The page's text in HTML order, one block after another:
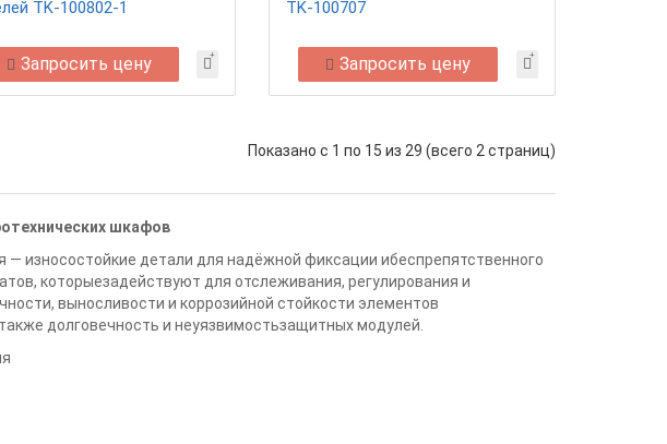
TK-100802-1
Запросить цену
TK-100707
Запросить цену
Показано с 1 по 15 из 29 (всего 2 страниц)
шкафов
износостойкие детали для надёжной фиксации ибеспрепятственного
которыезадействуют для отслеживания, регулирования и
выносливости и коррозийной стойкости элементов
долговечность и неуязвимостьзащитных модулей.